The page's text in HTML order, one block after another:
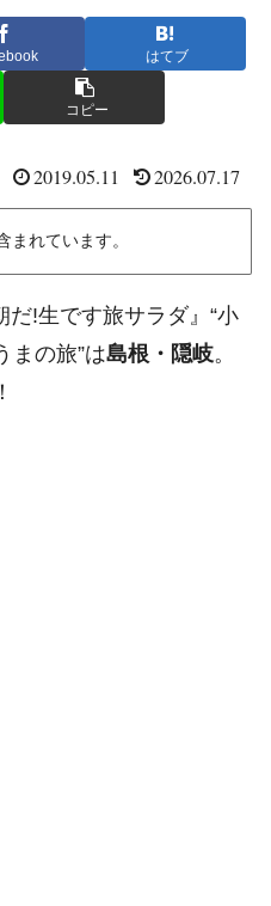
はてブ
コピー
2019.05.11 2026.07.17
まれています。
!生です旅サラダ』“小
まの旅”は島根・隠岐。